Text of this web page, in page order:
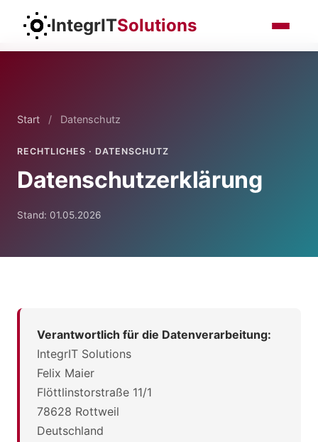
IntegrITSolutions
Start / Datenschutz
RECHTLICHES · DATENSCHUTZ
Datenschutzerklärung
Stand: 01.05.2026
Verantwortlich für die Datenverarbeitung:
IntegrIT Solutions
Felix Maier
Flöttlinstorstraße 11/1
78628 Rottweil
Deutschland